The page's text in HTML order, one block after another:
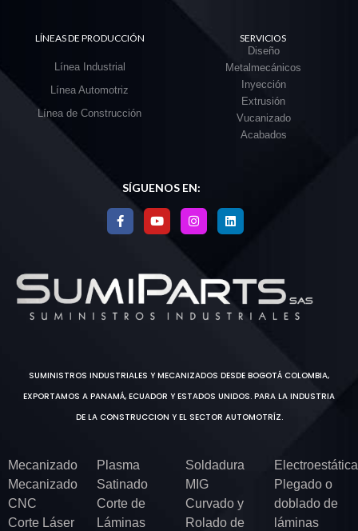
LÍNEAS DE PRODUCCIÓN
Línea Industrial
Línea Automotriz
Línea de Construcción
SERVICIOS
Diseño
Metalmecánicos
Inyección
Extrusión
Vucanizado
Acabados
SÍGUENOS EN:
SUMINISTROS INDUSTRIALES Y MECANIZADOS DESDE BOGOTÁ COLOMBIA,
EXPORTAMOS A PANAMÁ, ECUADOR Y ESTADOS UNIDOS. PARA LA INDUSTRIA
DE LA CONSTRUCCION Y EL SECTOR AUTOMOTRÍZ.
Mecanizado
Mecanizado
CNC
Corte Láser
Plasma
Satinado
Corte de
Láminas
Soldadura
MIG
Curvado y
Rolado de
Electroestática
Plegado o
doblado de
láminas